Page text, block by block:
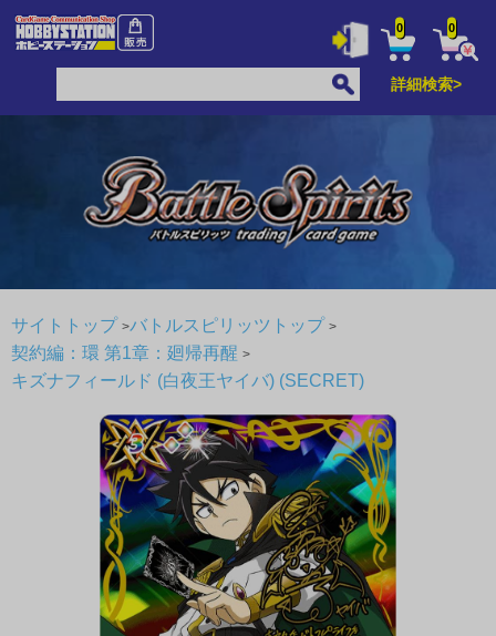
0 0
詳細検索>
サイトトップ
バトルスピリッツトップ
契約編：環 第1章：廻帰再醒
キズナフィールド (白夜王ヤイバ) (SECRET)